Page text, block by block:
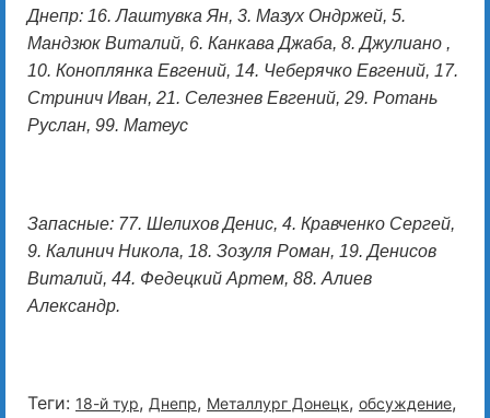
Днепр: 16. Лаштувка Ян, 3. Мазух Ондржей, 5.
Мандзюк Виталий, 6. Канкава Джаба, 8. Джулиано ,
10. Коноплянка Евгений, 14. Чеберячко Евгений, 17.
Стринич Иван, 21. Селезнев Евгений, 29. Ротань
Руслан, 99. Матеус
Запасные: 77. Шелихов Денис, 4. Кравченко Сергей,
9. Калинич Никола, 18. Зозуля Роман, 19. Денисов
Виталий, 44. Федецкий Артем, 88. Алиев
Александр.
Теги: 18-й тур, Днепр, Металлург Донецк, обсуждение,